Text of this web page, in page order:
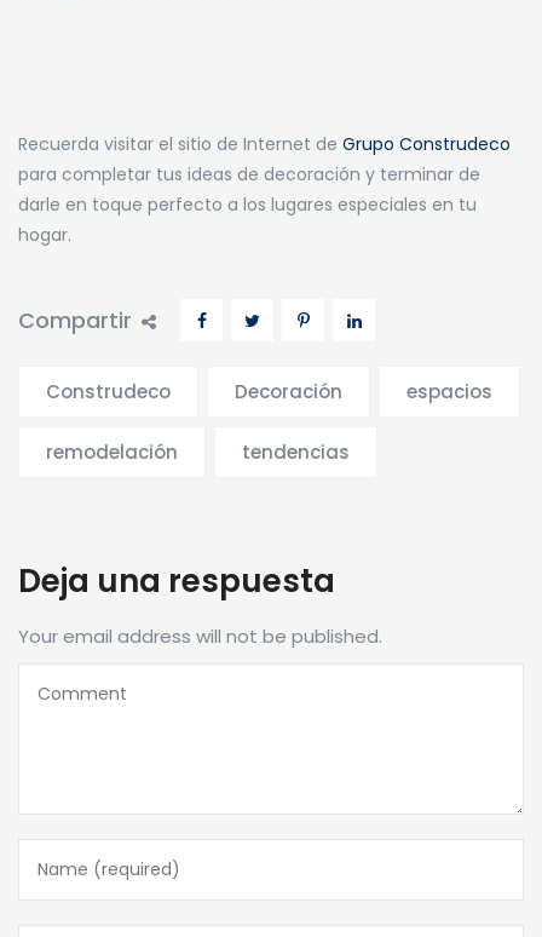
Recuerda visitar el sitio de Internet de Grupo Construdeco
para completar tus ideas de decoración y terminar de
darle en toque perfecto a los lugares especiales en tu
hogar.
Compartir
Construdeco Decoración espacios
remodelación tendencias
Deja una respuesta
Your email address will not be published.